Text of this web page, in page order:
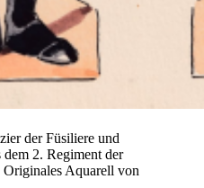
der Füsiliere und
2. Regiment der
Aquarell von